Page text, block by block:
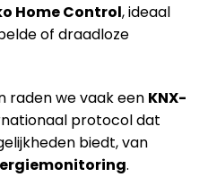
Home Control, ideaal
of draadloze
raden we vaak een KNX-
protocol dat
biedt, van
.